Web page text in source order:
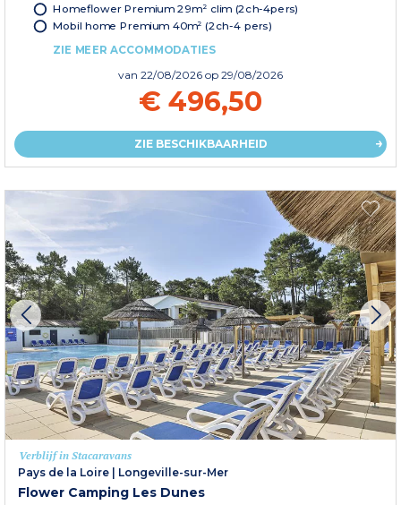
Homeflower Premium 29m² clim (2ch-4pers)
Mobil home Premium 40m² (2ch-4 pers)
ZIE MEER ACCOMMODATIES
van 22/08/2026 op 29/08/2026
€ 496,50
ZIE BESCHIKBAARHEID
Verblijf in Stacaravans
Pays de la Loire | Longeville-sur-Mer
Flower Camping Les Dunes